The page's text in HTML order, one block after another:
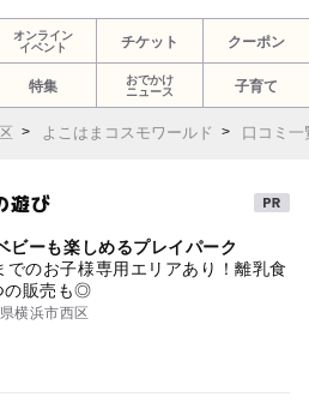
オンライン
イベント
チケット クーポン
特集
おでかけ
ニュース
子育て
よこはまコスモワールド 口コミ一
遊び
ーも楽しめるプレイパーク
でのお子様専用エリアあり！離乳食
の販売も◎
横浜市西区